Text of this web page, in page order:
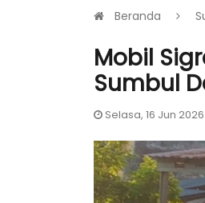
Beranda
Mobil
Sumbul
Selasa, 16 Jun 2026